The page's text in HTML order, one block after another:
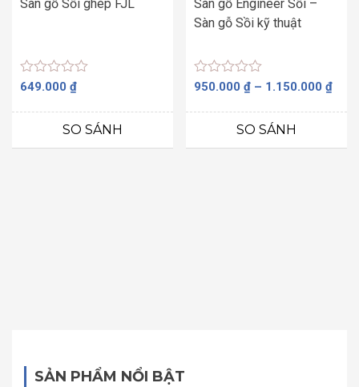
Sàn gỗ Sồi ghép FJL
Được
hạng
sao
649.000 ₫
SO SÁNH
Sàn gỗ Engineer Sồi –
Sàn gỗ Sồi kỹ thuật
Được
hạng
sao
950.000₫ – 1.150.000₫
SO SÁNH
SẢN PHẨM NỔI BẬT